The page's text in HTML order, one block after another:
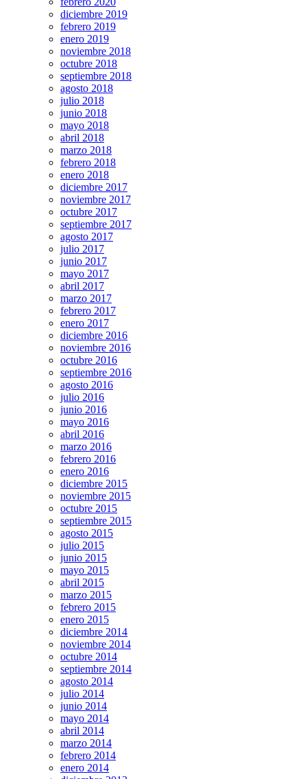
diciembre 2019
febrero 2019
enero 2019
noviembre 2018
octubre 2018
septiembre 2018
agosto 2018
julio 2018
junio 2018
mayo 2018
abril 2018
marzo 2018
febrero 2018
enero 2018
diciembre 2017
noviembre 2017
octubre 2017
septiembre 2017
agosto 2017
julio 2017
junio 2017
mayo 2017
abril 2017
marzo 2017
febrero 2017
enero 2017
diciembre 2016
noviembre 2016
octubre 2016
septiembre 2016
agosto 2016
julio 2016
junio 2016
mayo 2016
abril 2016
marzo 2016
febrero 2016
enero 2016
diciembre 2015
noviembre 2015
octubre 2015
septiembre 2015
agosto 2015
julio 2015
junio 2015
mayo 2015
abril 2015
marzo 2015
febrero 2015
enero 2015
diciembre 2014
noviembre 2014
octubre 2014
septiembre 2014
agosto 2014
julio 2014
junio 2014
mayo 2014
abril 2014
marzo 2014
febrero 2014
enero 2014